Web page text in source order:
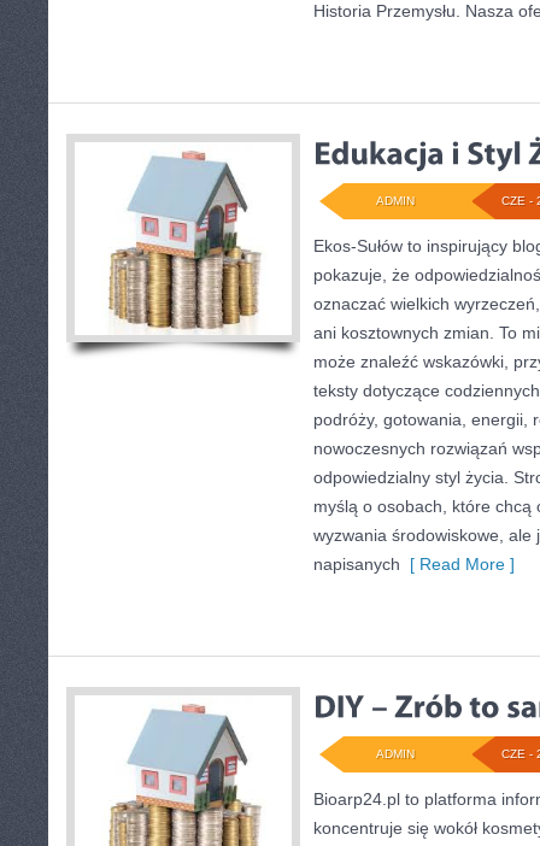
Historia Przemysłu. Nasza
CZE -
ADMIN
Ekos-Sułów to inspirujący
pokazuje, że
oznaczać wielkich
ani kosztownych zmian. To
może znaleźć wskazówki,
teksty dotyczące
podróży, gotowania, energii,
nowoczesnych rozwiązań
odpowiedzialny styl życia.
myślą o osobach, które chcą
wyzwania środowiskowe, ale
napisanych [ Read More ]
CZE -
ADMIN
Bioarp24.pl to platforma
koncentruje się wokół